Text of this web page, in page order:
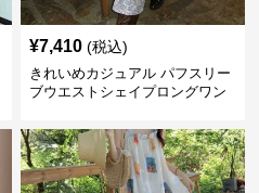
¥7,410 (税込)
きれいめカジュアル パフスリー
ブウエストシェイプロングワン
ブルー花柄 レトロ夏ワンピ